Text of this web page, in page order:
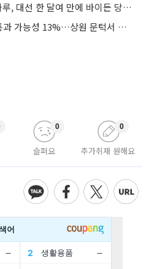
‘브라질 트럼프’ 보우소나루, 대선 한 달여 만에 바이든 당선 인정…푸틴도 축하 서한
美 클래리티 법안 연내 통과 가능성 13%…상원 문턱서 제동
슬퍼요
0
추가취재 원해요
0